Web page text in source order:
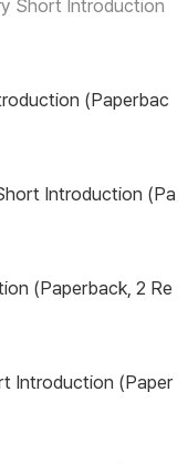
Short Introduction
(Paperbac
Introduction (Pa
(Paperback, 2 Re
Introduction (Paper